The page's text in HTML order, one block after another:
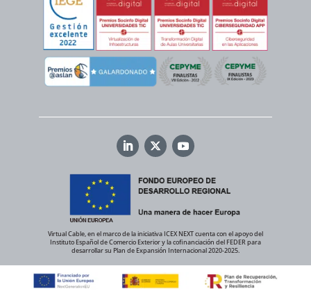
Virtual Cable, en el marco de la iniciativa ICEX NEXT cuenta con el apoyo del
Instituto Español de Comercio Exterior y la cofinanciación del FEDER para
desarrollar su Plan de Expansión Internacional 2020-2025.